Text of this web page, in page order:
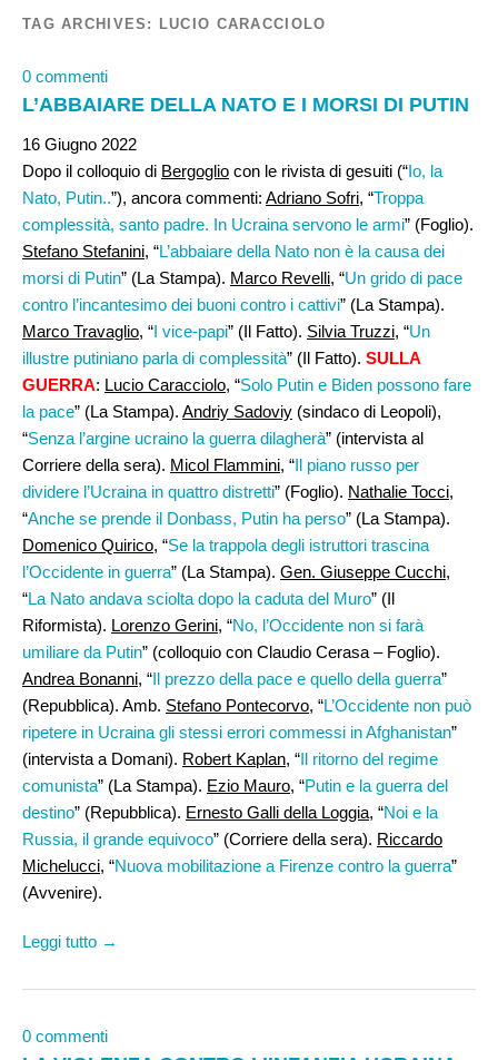
TAG ARCHIVES: LUCIO CARACCIOLO
0 commenti
L’ABBAIARE DELLA NATO E I MORSI DI PUTIN
16 Giugno 2022
Dopo il colloquio di Bergoglio con le rivista di gesuiti (“Io, la
Nato, Putin..”), ancora commenti: Adriano Sofri, “Troppa
complessità, santo padre. In Ucraina servono le armi” (Foglio).
Stefano Stefanini, “L’abbaiare della Nato non è la causa dei
morsi di Putin” (La Stampa). Marco Revelli, “Un grido di pace
contro l’incantesimo dei buoni contro i cattivi” (La Stampa).
Marco Travaglio, “I vice-papi” (Il Fatto). Silvia Truzzi, “Un
illustre putiniano parla di complessità” (Il Fatto). SULLA
GUERRA: Lucio Caracciolo, “Solo Putin e Biden possono fare
la pace” (La Stampa). Andriy Sadoviy (sindaco di Leopoli),
“Senza l’argine ucraino la guerra dilagherà” (intervista al
Corriere della sera). Micol Flammini, “Il piano russo per
dividere l’Ucraina in quattro distretti” (Foglio). Nathalie Tocci,
“Anche se prende il Donbass, Putin ha perso” (La Stampa).
Domenico Quirico, “Se la trappola degli istruttori trascina
l’Occidente in guerra” (La Stampa). Gen. Giuseppe Cucchi,
“La Nato andava sciolta dopo la caduta del Muro” (Il
Riformista). Lorenzo Gerini, “No, l’Occidente non si farà
umiliare da Putin” (colloquio con Claudio Cerasa – Foglio).
Andrea Bonanni, “Il prezzo della pace e quello della guerra”
(Repubblica). Amb. Stefano Pontecorvo, “L’Occidente non può
ripetere in Ucraina gli stessi errori commessi in Afghanistan”
(intervista a Domani). Robert Kaplan, “Il ritorno del regime
comunista” (La Stampa). Ezio Mauro, “Putin e la guerra del
destino” (Repubblica). Ernesto Galli della Loggia, “Noi e la
Russia, il grande equivoco” (Corriere della sera). Riccardo
Michelucci, “Nuova mobilitazione a Firenze contro la guerra”
(Avvenire).
Leggi tutto →
0 commenti